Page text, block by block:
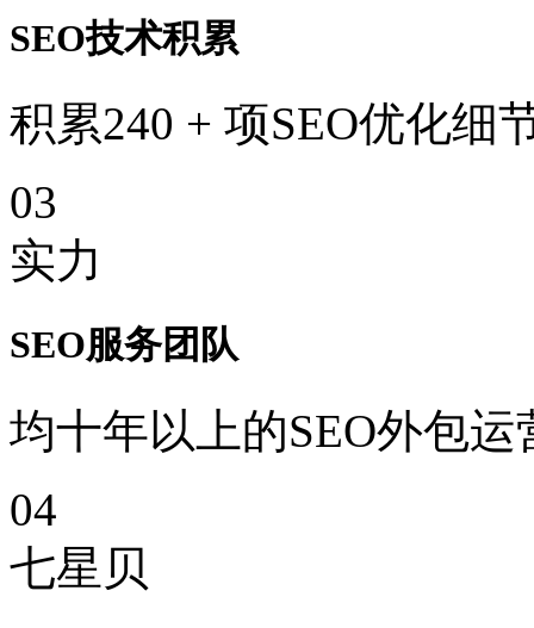
SEO技术积累
积累240 + 项SEO优化细
03
实力
SEO服务团队
均十年以上的SEO外包运
04
七星贝